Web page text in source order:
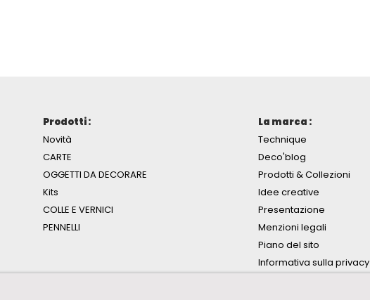
Prodotti :
Novità
CARTE
OGGETTI DA DECORARE
Kits
COLLE E VERNICI
PENNELLI
La marca :
Technique
Deco'blog
Prodotti & Collezioni
Idee creative
Presentazione
Menzioni legali
Piano del sito
Informativa sulla privacy